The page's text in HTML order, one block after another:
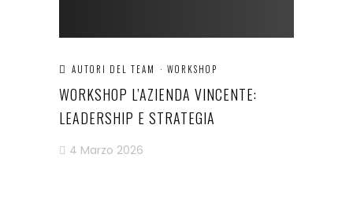
AUTORI DEL TEAM · WORKSHOP
WORKSHOP L’AZIENDA VINCENTE:
LEADERSHIP E STRATEGIA
4 Marzo 2026